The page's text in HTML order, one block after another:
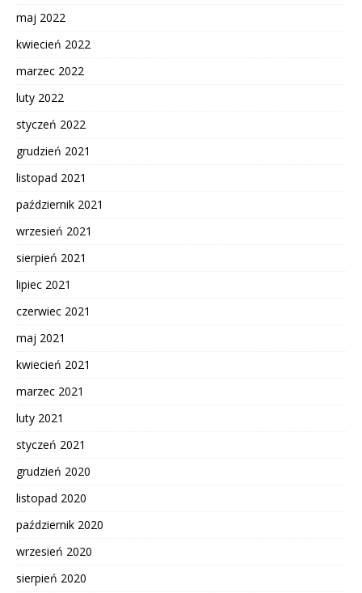
maj 2022
kwiecień 2022
marzec 2022
luty 2022
styczeń 2022
grudzień 2021
listopad 2021
październik 2021
wrzesień 2021
sierpień 2021
lipiec 2021
czerwiec 2021
maj 2021
kwiecień 2021
marzec 2021
luty 2021
styczeń 2021
grudzień 2020
listopad 2020
październik 2020
wrzesień 2020
sierpień 2020